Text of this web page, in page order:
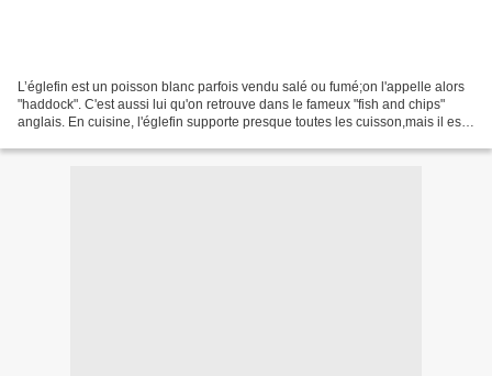
L’églefin est un poisson blanc parfois vendu salé ou fumé;on l'appelle alors
"haddock". C'est aussi lui qu'on retrouve dans le fameux "fish and chips"
anglais. En cuisine, l'églefin supporte presque toutes les cuisson,mais il est